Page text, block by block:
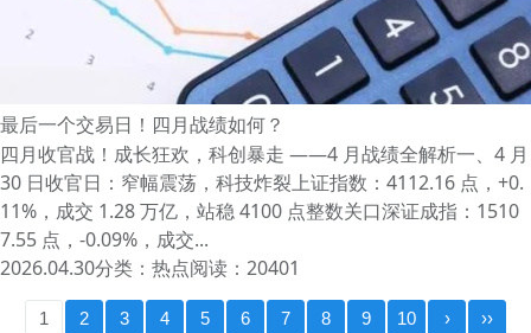
最后一个交易日！四月战绩如何？
四月收官战！成长狂欢，科创暴走 ——4 月战绩全解析一、4 月
30 日收官日：窄幅震荡，科技炸裂上证指数：4112.16 点，+0.
11%，成交 1.28 万亿，站稳 4100 点整数关口深证成指：1510
7.55 点，-0.09%，成交...
2026.04.30分类： 热点阅读：20401
1 2 3 4 5 6 7 8 9 10 › ››